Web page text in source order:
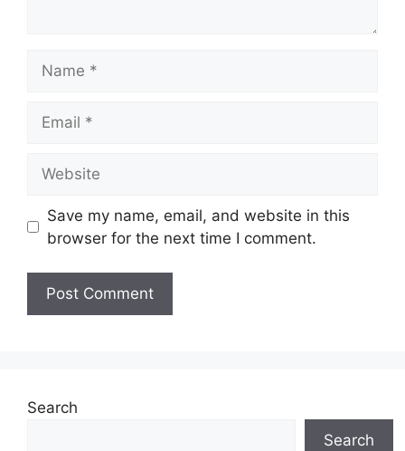
Save my name, email, and website in this
browser for the next time I comment.
Search
Search